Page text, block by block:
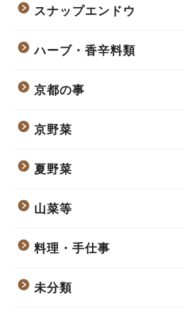
スナップエンドウ
ハーブ・香辛料類
京都の事
京野菜
夏野菜
山菜等
料理・手仕事
未分類